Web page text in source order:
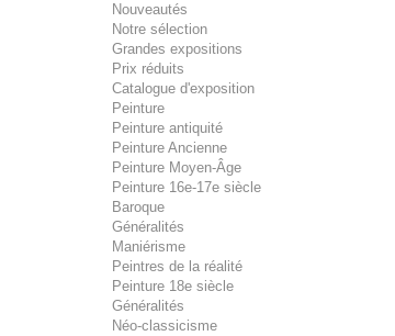
Nouveautés
Notre sélection
Grandes expositions
Prix réduits
Catalogue d'exposition
Peinture
Peinture antiquité
Peinture Ancienne
Peinture Moyen-Âge
Peinture 16e-17e siècle
Baroque
Généralités
Maniérisme
Peintres de la réalité
Peinture 18e siècle
Généralités
Néo-classicisme